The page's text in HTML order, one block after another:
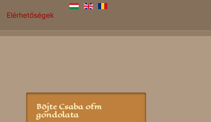
Elérhetőségek
Böjte Csaba ofm
gondolata